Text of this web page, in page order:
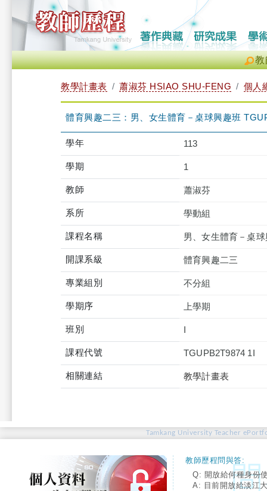
教
教學計畫表 蕭淑芬 HSIAO SHU-FENG 個人
體育興趣二三：男、女生體育－桌球興趣班
學年 113
學期 1
教師 蕭淑芬
系所 學動組
課程名稱 男、女生體育－桌
開課系級 體育興趣二三
專業組別 不分組
學期序 上學期
班別 I
課程代號 TGUPB2T9874 1I
相關連結 教學計畫表
Tamkang University Teacher
教師歷程問與答:
Q: 開放給何種身份
A: 目前開放給淡江